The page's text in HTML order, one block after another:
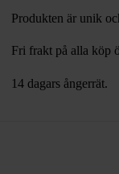
Produkten är unik
Fri frakt på alla köp
14 dagars ångerrät.